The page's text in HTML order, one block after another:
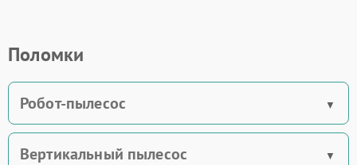
Поломки
Робот-пылесос
Вертикальный пылесос